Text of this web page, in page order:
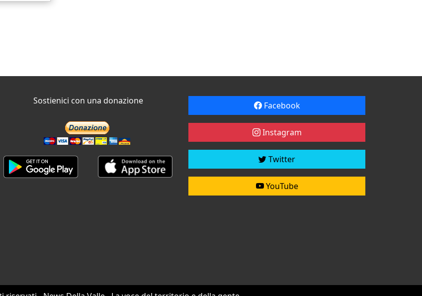
Sostienici con una donazione Facebook
Instagram
Twitter
YouTube